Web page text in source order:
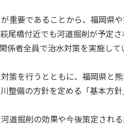
重要であることから、福岡県
尾橋付近でも河道掘削が予定さ
係者全員で治水対策を実施して
策を行うとともに、福岡県と
整備の方針を定める「基本方
道掘削の効果や今後策定され